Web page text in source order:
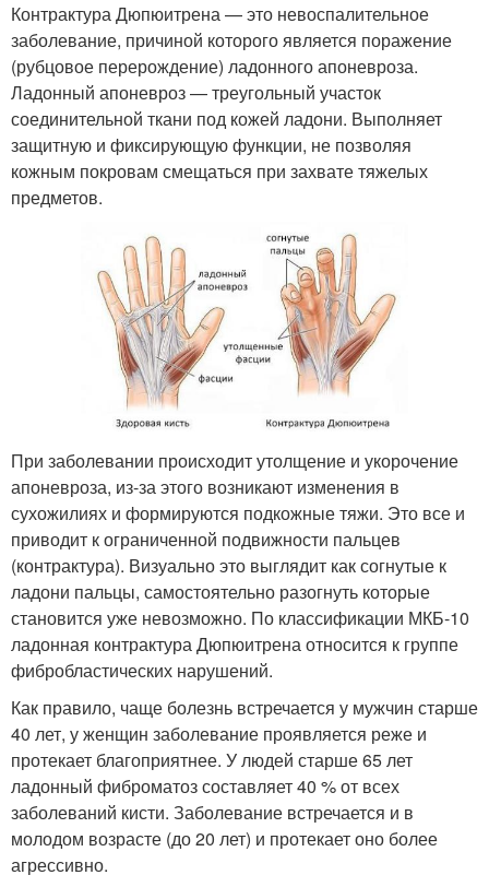
Контрактура Дюпюитрена — это невоспалительное
заболевание, причиной которого является поражение
(рубцовое перерождение) ладонного апоневроза.
Ладонный апоневроз — треугольный участок
соединительной ткани под кожей ладони. Выполняет
защитную и фиксирующую функции, не позволяя
кожным покровам смещаться при захвате тяжелых
предметов.
При заболевании происходит утолщение и укорочение
апоневроза, из-за этого возникают изменения в
сухожилиях и формируются подкожные тяжи. Это все и
приводит к ограниченной подвижности пальцев
(контрактура). Визуально это выглядит как согнутые к
ладони пальцы, самостоятельно разогнуть которые
становится уже невозможно. По классификации МКБ-10
ладонная контрактура Дюпюитрена относится к группе
фибробластических нарушений.
Как правило, чаще болезнь встречается у мужчин старше
40 лет, у женщин заболевание проявляется реже и
протекает благоприятнее. У людей старше 65 лет
ладонный фиброматоз составляет 40 % от всех
заболеваний кисти. Заболевание встречается и в
молодом возрасте (до 20 лет) и протекает оно более
агрессивно.